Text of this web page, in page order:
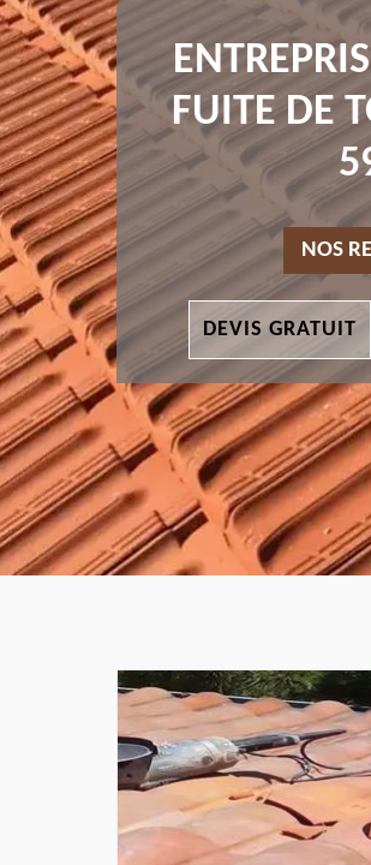
FUITE DE
NOS
DEVIS GRATUIT